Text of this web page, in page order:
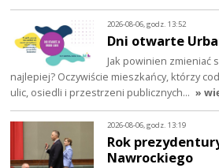
2026-08-06, godz. 13:52
Dni otwarte
Jak powinien zmieniać
najlepiej? Oczywiście mieszkańcy, którzy
ulic, osiedli i przestrzeni publicznych… »
2026-08-06, godz. 13:19
Rok
Nawrockiego